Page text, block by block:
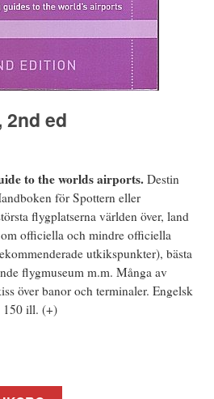
ed
to the worlds airports. Destin
för Spottern eller
flygplatserna världen över, land
officiella och mindre officiella
utkikspunkter), bästa
flygmuseum m.m. Många av
över banor och terminaler. Engelsk
150 ill. (+)